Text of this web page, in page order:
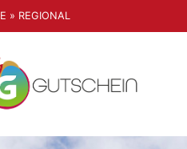
» REGIONAL